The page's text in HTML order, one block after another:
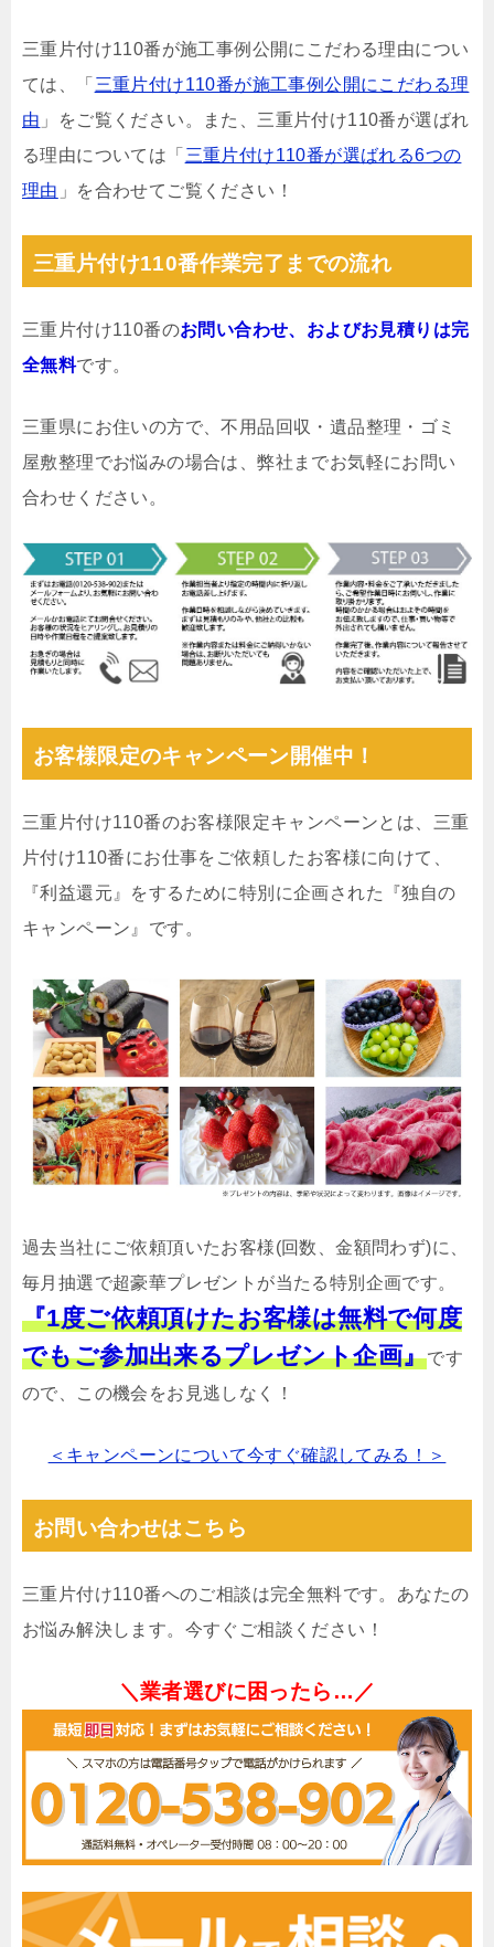
三重片付け110番が施工事例公開にこだわる理由につい
ては、「 三重片付け110番が施工事例公開にこだわる理
由 」をご覧ください。また、三重片付け110番が選ばれ
る理由については「 三重片付け110番が選ばれる6つの
理由 」を合わせてご覧ください！
三重片付け110番作業完了までの流れ
三重片付け110番のお問い合わせ、およびお見積りは完
全無料です。
三重県にお住いの方で、不用品回収・遺品整理・ゴミ
屋敷整理でお悩みの場合は、弊社までお気軽にお問い
合わせください。
お客様限定のキャンペーン開催中！
三重片付け110番のお客様限定キャンペーンとは、三重
片付け110番にお仕事をご依頼したお客様に向けて、
『利益還元』をするために特別に企画された『独自の
キャンペーン』です。
過去当社にご依頼頂いたお客様(回数、金額問わず)に、
毎月抽選で超豪華プレゼントが当たる特別企画です。
『1度ご依頼頂けたお客様は無料で何度
でもご参加出来るプレゼント企画』です
ので、この機会をお見逃しなく！
＜キャンペーンについて今すぐ確認してみる！＞
お問い合わせはこちら
三重片付け110番へのご相談は完全無料です。あなたの
お悩み解決します。今すぐご相談ください！
＼業者選びに困ったら…／